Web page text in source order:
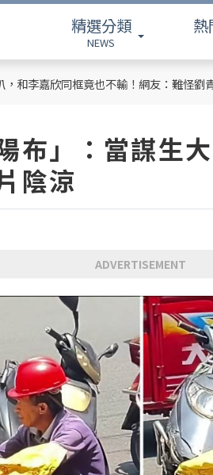
精選分類
NEWS
熱
和李嘉欣同框竟也不輸！網友：難怪劉
布」：當謀生
陰涼
ADVERTISEMENT